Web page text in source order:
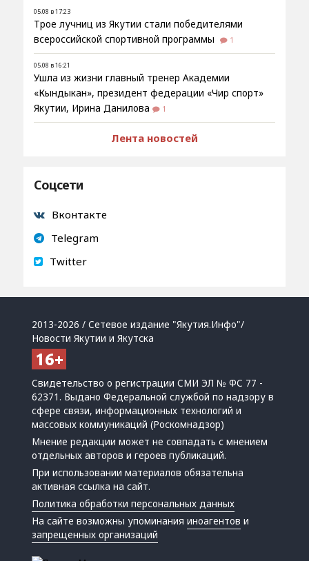
05.08 в 17:23
Трое лучниц из Якутии стали победителями
всероссийской спортивной программы
1
05.08 в 16:21
Ушла из жизни главный тренер Академии
«Кындыкан», президент федерации «Чир спорт»
Якутии, Ирина Данилова
1
Лента новостей
Соцсети
Вконтакте
Telegram
Twitter
2013-2026 / Сетевое издание "Якутия.Инфо"/
Новости Якутии и Якутска
Свидетельство о регистрации СМИ ЭЛ № ФС 77 -
62371. Выдано Федеральной службой по надзору в
сфере связи, информационных технологий и
массовых коммуникаций (Роскомнадзор)
Мнение редакции может не совпадать с мнением
отдельных авторов и героев публикаций.
При использовании материалов обязательна
активная ссылка на сайт.
Политика обработки персональных данных
На сайте возможны упоминанияиноагентов и
запрещенных организаций